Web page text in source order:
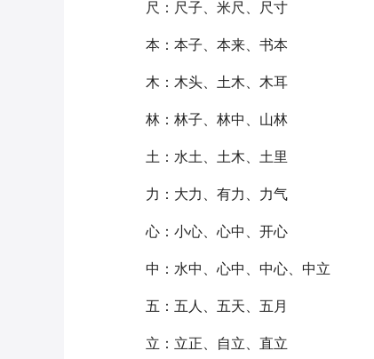
尺：尺子、米尺、尺寸
本：本子、本来、书本
木：木头、土木、木耳
林：林子、林中、山林
土：水土、土木、土里
力：大力、有力、力气
心：小心、心中、开心
中：水中、心中、中心、中立
五：五人、五天、五月
立：立正、自立、直立